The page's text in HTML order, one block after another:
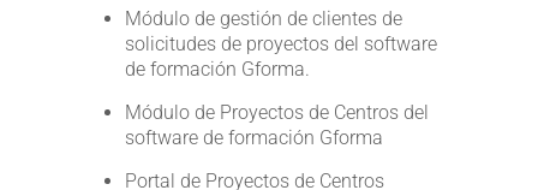
Módulo de gestión de clientes de
solicitudes de proyectos del software
de formación Gforma.
Módulo de Proyectos de Centros del
software de formación Gforma
Portal de Proyectos de Centros